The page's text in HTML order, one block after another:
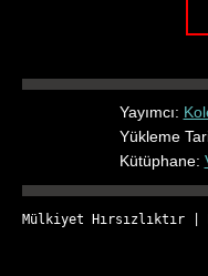
Yayımcı:
Yükleme
Kütüphane:
Mülkiyet Hırsızlıktır